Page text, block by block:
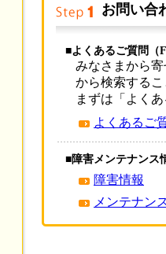
お問い合
■よくあるご質問（
みなさまから
から検索する
まずは「よく
よくあるご
■障害メンテナンス
障害情報
メンテナン